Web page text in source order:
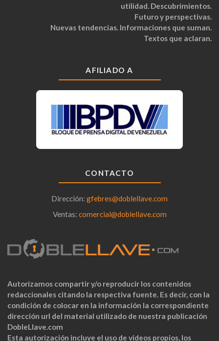
utilidad. Descubrimientos.
Futuro y perspectivas.
Nuevas tendencias. Informaciones que suman.
Textos que aclaran.
AFILIADO A
CONTACTO
Dirección: gfebres@doblellave.com
Ventas: comercial@doblellave.com
Autorizamos compartir y/o reproducir los contenidos
redaccionales citando la respectiva fuente. Es decir, con la
condición de colocar en la información la correspondiente
dirección url del material utilizado de nuestra publicación
DobleLlave.com
Esta autorización incluye el uso de videos propios, los